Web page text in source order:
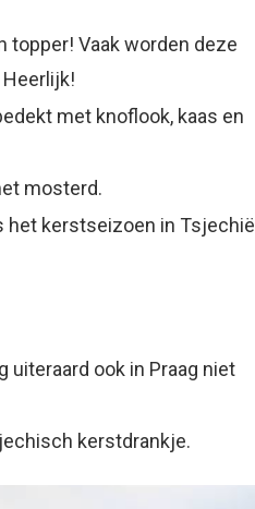
topper! Vaak worden deze
met knoflook, kaas en
mosterd.
het kerstseizoen in Tsjechië
uiteraard ook in Praag niet
kerstdrankje.